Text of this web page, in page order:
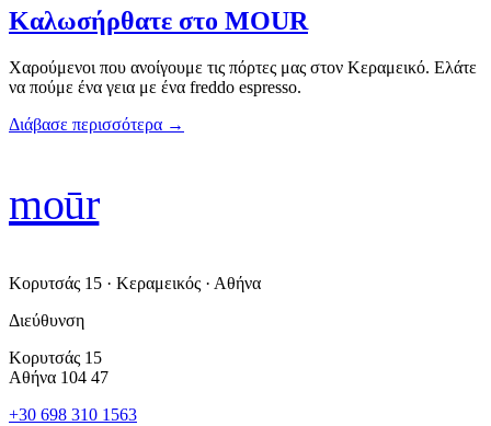
Καλωσήρθατε στο MOUR
Χαρούμενοι που ανοίγουμε τις πόρτες μας στον Κεραμεικό. Ελάτε
να πούμε ένα γεια με ένα freddo espresso.
Διάβασε περισσότερα →
moūr
Κορυτσάς 15 · Κεραμεικός · Αθήνα
Διεύθυνση
Κορυτσάς 15
Αθήνα 104 47
+30 698 310 1563